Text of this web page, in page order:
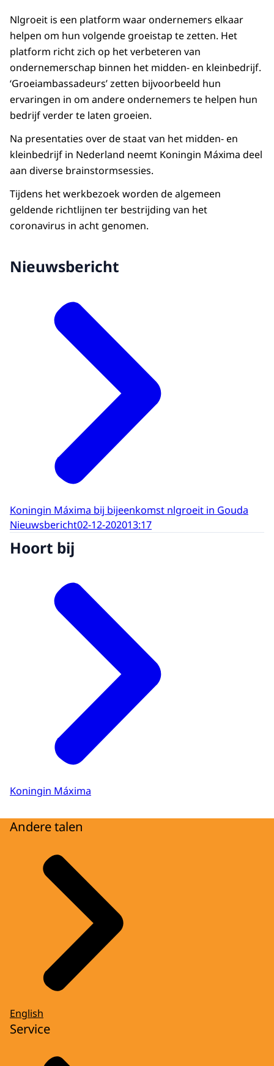
Nlgroeit is een platform waar ondernemers elkaar
helpen om hun volgende groeistap te zetten. Het
platform richt zich op het verbeteren van
ondernemerschap binnen het midden- en kleinbedrijf.
‘Groeiambassadeurs’ zetten bijvoorbeeld hun
ervaringen in om andere ondernemers te helpen hun
bedrijf verder te laten groeien.
Na presentaties over de staat van het midden- en
kleinbedrijf in Nederland neemt Koningin Máxima deel
aan diverse brainstormsessies.
Tijdens het werkbezoek worden de algemeen
geldende richtlijnen ter bestrijding van het
coronavirus in acht genomen.
Nieuwsbericht
Koningin Máxima bij bijeenkomst nlgroeit in Gouda
Nieuwsbericht02-12-202013:17
Hoort bij
Koningin Máxima
Andere talen
English
Service